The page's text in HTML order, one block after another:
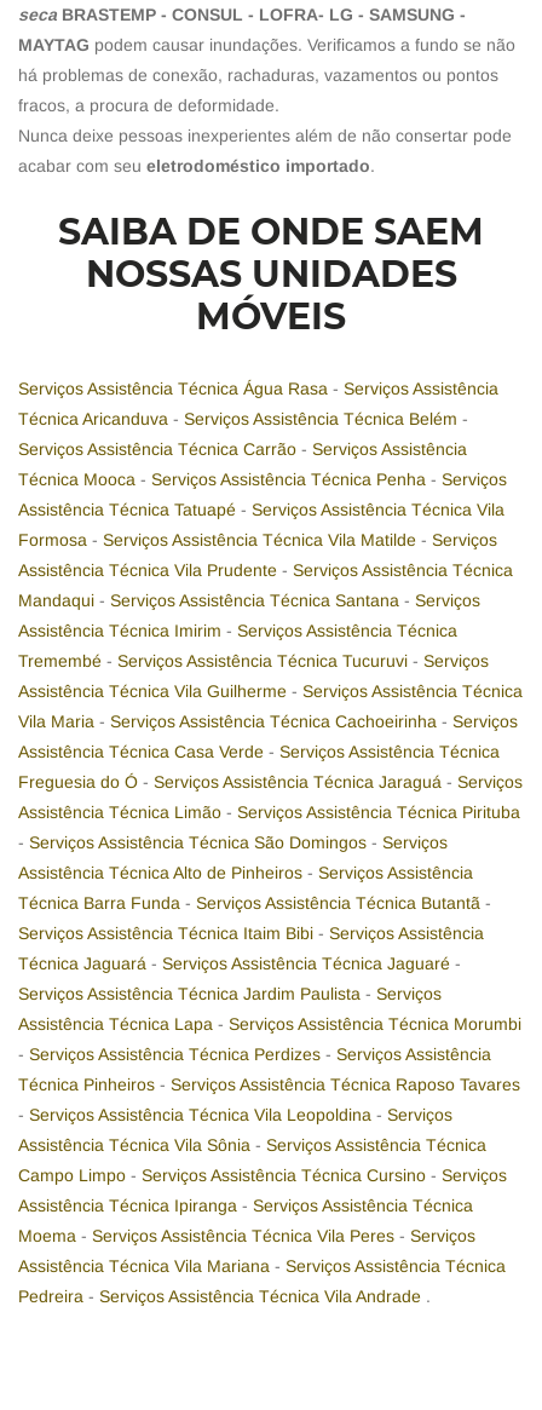
seca BRASTEMP - CONSUL - LOFRA- LG - SAMSUNG -
MAYTAG podem causar inundações. Verificamos a fundo se não
há problemas de conexão, rachaduras, vazamentos ou pontos
fracos, a procura de deformidade.
Nunca deixe pessoas inexperientes além de não consertar pode
acabar com seu eletrodoméstico importado.
SAIBA DE ONDE SAEM
NOSSAS UNIDADES
MÓVEIS
Serviços Assistência Técnica Água Rasa - Serviços Assistência
Técnica Aricanduva - Serviços Assistência Técnica Belém -
Serviços Assistência Técnica Carrão - Serviços Assistência
Técnica Mooca - Serviços Assistência Técnica Penha - Serviços
Assistência Técnica Tatuapé - Serviços Assistência Técnica Vila
Formosa - Serviços Assistência Técnica Vila Matilde - Serviços
Assistência Técnica Vila Prudente - Serviços Assistência Técnica
Mandaqui - Serviços Assistência Técnica Santana - Serviços
Assistência Técnica Imirim - Serviços Assistência Técnica
Tremembé - Serviços Assistência Técnica Tucuruvi - Serviços
Assistência Técnica Vila Guilherme - Serviços Assistência Técnica
Vila Maria - Serviços Assistência Técnica Cachoeirinha - Serviços
Assistência Técnica Casa Verde - Serviços Assistência Técnica
Freguesia do Ó - Serviços Assistência Técnica Jaraguá - Serviços
Assistência Técnica Limão - Serviços Assistência Técnica Pirituba
- Serviços Assistência Técnica São Domingos - Serviços
Assistência Técnica Alto de Pinheiros - Serviços Assistência
Técnica Barra Funda - Serviços Assistência Técnica Butantã -
Serviços Assistência Técnica Itaim Bibi - Serviços Assistência
Técnica Jaguará - Serviços Assistência Técnica Jaguaré -
Serviços Assistência Técnica Jardim Paulista - Serviços
Assistência Técnica Lapa - Serviços Assistência Técnica Morumbi
- Serviços Assistência Técnica Perdizes - Serviços Assistência
Técnica Pinheiros - Serviços Assistência Técnica Raposo Tavares
- Serviços Assistência Técnica Vila Leopoldina - Serviços
Assistência Técnica Vila Sônia - Serviços Assistência Técnica
Campo Limpo - Serviços Assistência Técnica Cursino - Serviços
Assistência Técnica Ipiranga - Serviços Assistência Técnica
Moema - Serviços Assistência Técnica Vila Peres - Serviços
Assistência Técnica Vila Mariana - Serviços Assistência Técnica
Pedreira - Serviços Assistência Técnica Vila Andrade .